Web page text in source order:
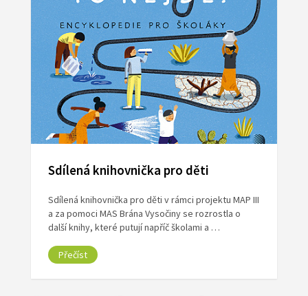
Sdílená knihovnička pro děti
Sdílená knihovnička pro děti v rámci projektu MAP III
a za pomoci MAS Brána Vysočiny se rozrostla o
další knihy, které putují napříč školami a …
Přečíst